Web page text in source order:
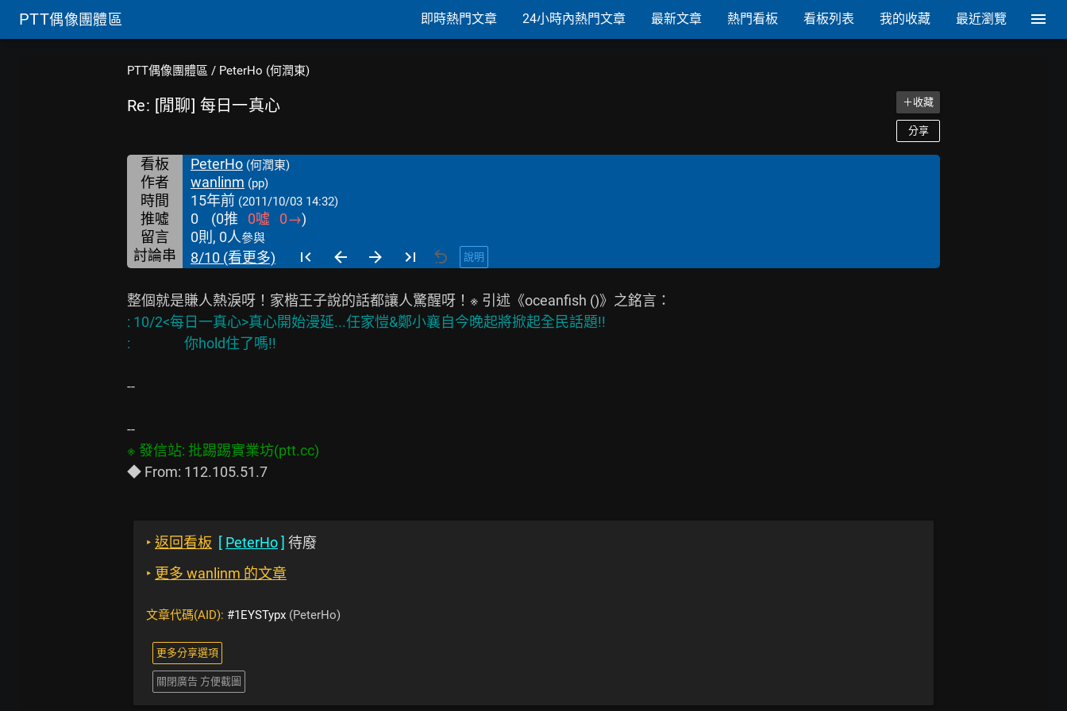
PTT偶像團體區 即時熱門文章 24小時內熱門文章 最新文章 熱門看板 看板列表 我的收藏 最近瀏覽
PTT偶像團體區 / PeterHo (何潤東)
Re: [閒聊] 每日一真心 ＋收藏
分享
看板 PeterHo (何潤東)
作者 wanlinm (pp)
時間 15年前 (2011/10/03 14:32)
推噓 0 (0推 0噓 0→)
留言
0則, 0人參與
討論串 8/10 (看更多) 說明
: 10/2<每日一真心>真心開始漫延...任家愷&鄭小襄自今晚起將掀起全民話題!!
--
‣ 返回看板 [ PeterHo] 待廢
‣ 更多 wanlinm 的文章
文章代碼(AID): #1EYSTypx (PeterHo)
更多分享選項
關閉廣告 方便截圖